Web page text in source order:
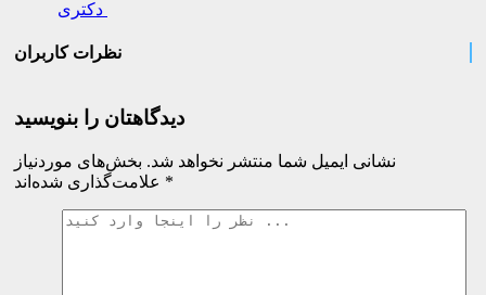
نظرات کاربران
دیدگاهتان را بنویسید
نشانی ایمیل شما منتشر نخواهد شد. بخش‌های موردنیاز
*